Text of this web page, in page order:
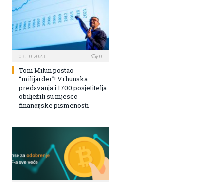
03.10.2023 0
Toni Milun postao
“milijarder”! Vrhunska
predavanja i 1700 posjetitelja
obilježili su mjesec
financijske pismenosti